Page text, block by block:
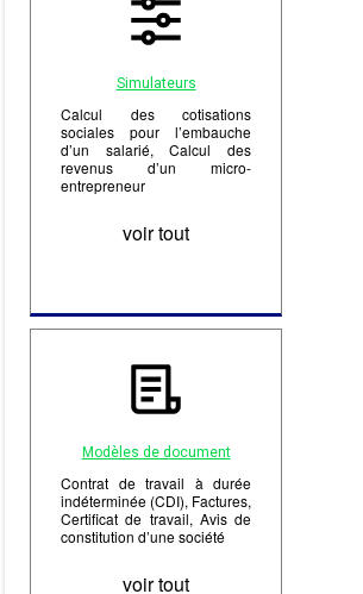
Simulateurs
Calcul des cotisations
sociales pour l’embauche
d’un salarié, Calcul des
revenus d’un micro-
entrepreneur
voir tout
Modèles de document
Contrat de travail à durée
indéterminée (CDI), Factures,
Certificat de travail, Avis de
constitution d’une société
voir tout